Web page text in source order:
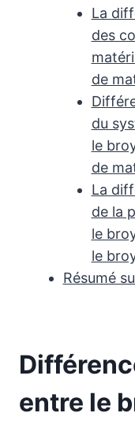
La
des
de
du
le
de
La
de la
le
le
Résumé
entre le